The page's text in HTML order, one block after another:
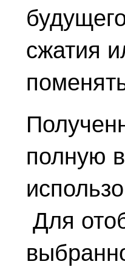
сжатия
полную
Для